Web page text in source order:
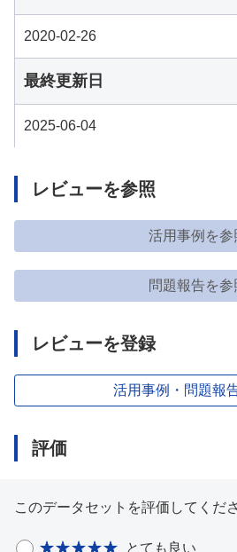
2020-02-26
最終更新日
2025-06-04
レビューを参照
活用事例を参
問題報告を参
レビューを登録
活用事例・問題報
評価
このデータセットを評価してくださ
とても良い